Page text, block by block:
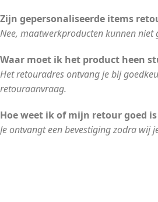
Zijn gepersonaliseerde items
Nee, maatwerkproducten kunnen niet
Waar moet ik het product heen
Het retouradres ontvang je bij
retouraanvraag.
Hoe weet ik of mijn retour goed
Je ontvangt een bevestiging zodra wij